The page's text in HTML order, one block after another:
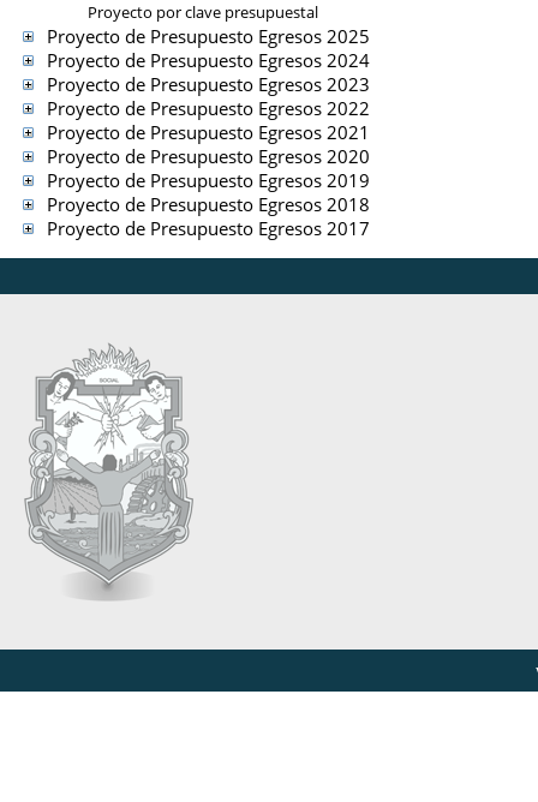
Proyecto por clave presupuestal
Proyecto de Presupuesto Egresos 2025
Proyecto de Presupuesto Egresos 2024
Proyecto de Presupuesto Egresos 2023
Proyecto de Presupuesto Egresos 2022
Proyecto de Presupuesto Egresos 2021
Proyecto de Presupuesto Egresos 2020
Proyecto de Presupuesto Egresos 2019
Proyecto de Presupuesto Egresos 2018
Proyecto de Presupuesto Egresos 2017